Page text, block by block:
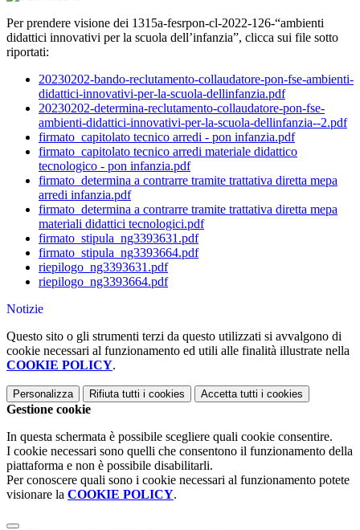
Per prendere visione dei 1315a-fesrpon-cl-2022-126-“ambienti
didattici innovativi per la scuola dell’infanzia”, clicca sui file sotto
riportati:
20230202-bando-reclutamento-collaudatore-pon-fse-ambienti-
didattici-innovativi-per-la-scuola-dellinfanzia.pdf
20230202-determina-reclutamento-collaudatore-pon-fse-
ambienti-didattici-innovativi-per-la-scuola-dellinfanzia--2.pdf
firmato_capitolato tecnico arredi - pon infanzia.pdf
firmato_capitolato tecnico arredi materiale didattico
tecnologico - pon infanzia.pdf
firmato_determina a contrarre tramite trattativa diretta mepa
arredi infanzia.pdf
firmato_determina a contrarre tramite trattativa diretta mepa
materiali didattici tecnologici.pdf
firmato_stipula_ng3393631.pdf
firmato_stipula_ng3393664.pdf
riepilogo_ng3393631.pdf
riepilogo_ng3393664.pdf
Notizie
Questo sito o gli strumenti terzi da questo utilizzati si avvalgono di
cookie necessari al funzionamento ed utili alle finalità illustrate nella
COOKIE POLICY.
Personalizza Rifiuta tutti i cookies Accetta tutti i cookies
Gestione cookie
In questa schermata è possibile scegliere quali cookie consentire.
I cookie necessari sono quelli che consentono il funzionamento della
piattaforma e non è possibile disabilitarli.
Per conoscere quali sono i cookie necessari al funzionamento potete
visionare la COOKIE POLICY.